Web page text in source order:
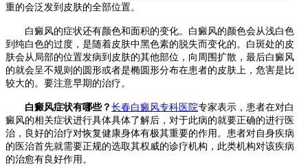
重的会泛发到皮肤的全部位置。
白癜风的症状还有颜色和面积的变化。白癜风的颜色会从浅白色
到纯白色的过度，是随着皮肤中黑色素的脱失而变化的。白斑处的皮
肤会从局部的位置发病到皮肤的其他部位，向周围扩散，最后白癜风
的就会呈不规则的圆形或者是椭圆形分布在患者的皮肤上，危害是比
较大的。要注意早期的治疗。
白癜风症状有哪些？ 长春白癜风专科医院专家表示，患者在对白
癜风的相关症状进行具体具体了解后，对于此病的就要正确的进行医
治，良好的治疗对恢复健康身体有极其重要的作用。患者对自身疾病
的医治首先就需要正规的选取其权威的诊疗机构，此类机构对该疾病
的治愈有良好作用。